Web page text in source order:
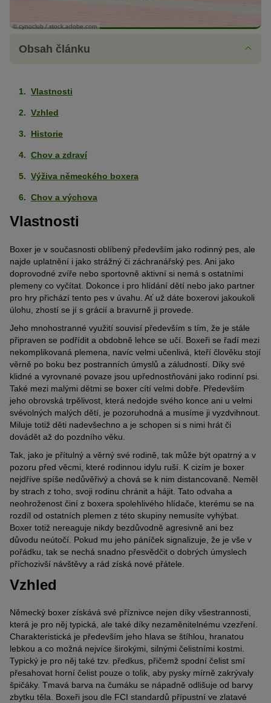
© cynoclub / stock.adobe.com
Obsah článku
Vlastnosti
Vzhled
Historie
Chov a zdraví
Výživa německého boxera
Chov a výchova
Vlastnosti
Boxer je v současnosti oblíbený především jako rodinný pes, ale
najde uplatnění i jako strážný či záchranářský pes. Ani jako
doprovodné zvíře nebo sportovně aktivní si nemá s ostatními
plemeny co vyčítat. Dokonce i pro hlídání dětí nebo jako partner
pro hry přichází tento pes v úvahu. Ať už dáte boxerovi jakoukoli
úlohu, zhostí se jí s grácií a bravurně ji provede.
Jeho mnohostranné využití souvisí především s tím, že je stále
připraven se podřídit a obdobně lehce se učí. Boxeři se řadí mezi
nekomplikovaná plemena, navíc velmi učenlivá, kteří člověku stojí
věrně po boku bez postranních úmyslů a záludností. Díky své
klidné a vyrovnané povaze jsou upřednostňováni jako rodinní psi.
Také mezi malými dětmi se boxer cítí velmi dobře. Především
jeho obrovská trpělivost, která nedojde svého konce ani u velmi
svévolných malých dětí, je pozoruhodná a musíme ji vyzdvihnout.
Miluje totiž děti nadevšechno a je schopen si s nimi hrát či
dovádět až do pozdního věku.
Tak, jako je přítulný a věrný své rodině, tak může být opatrný a v
pozoru před věcmi, které rodinnou idylu ruší. K cizím je boxer
nejdříve spíše nedůvěřivý a chová se k nim distancovaně. Neměl
by strach z toho, svoji rodinu chránit a hájit. Tato odvaha a
neohroženost činí z boxera spolehlivého hlídače, kterému se na
rozdíl od ostatních plemen z této skupiny nemusíte vyhýbat.
Boxer totiž nereaguje nikdy bezdůvodně agresivně ani bez
důvodu neútočí. Pokud mu jeho páníček signalizuje, že je vše v
pořádku, tak se nechá snadno přesvědčit o dobrých úmyslech
příchozivší návštěvy a rád získá nové přátele.
Vzhled
Německý boxer získává své příznivce nejen díky všestrannosti,
která je pro něj typická, ale také díky nezaměnitelnému vzezření.
Charakteristická je především jeho hlava se štíhlou, hranatou
lebkou a co možná nejvíce širokými, silnými čelistními kostmi.
Typický je pro něj také tzv. předkus, přičemž spodní čelist smí
přesahovat horní čelist pouze o tolik, aby pysky mírně zakrývaly
špičáky. Tmavá barva na čumáku se nápadně odlišuje od barvy
zbytku těla. Boxeři jsou dle FCI standardů přípustní ve zlatavé